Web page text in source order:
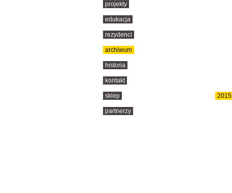
projekty
edukacja
rezydenci
archiwum
2015
historia
kontakt
sklep
partnerzy